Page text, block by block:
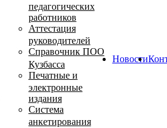
педагогических
работников
Аттестация
руководителей
Справочник ПОО
Кузбасса
Печатные и
электронные
издания
Система
анкетирования
Новости